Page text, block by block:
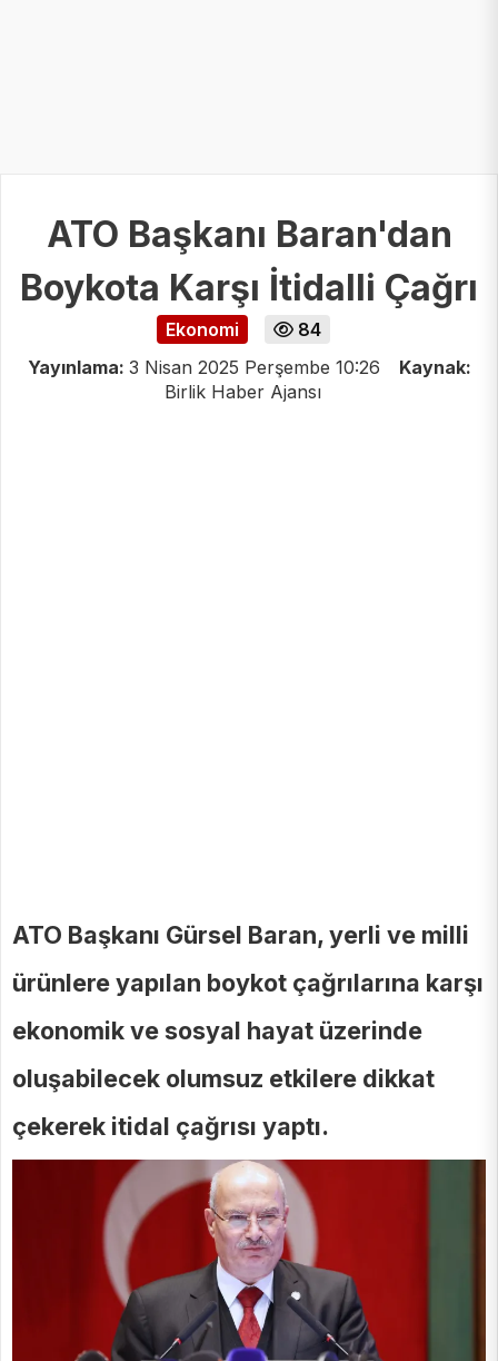
ATO Başkanı Baran'dan
Boykota Karşı İtidalli Çağrı
Ekonomi
84
Yayınlama: 3 Nisan 2025 Perşembe 10:26
Kaynak:
Birlik Haber Ajansı
ATO Başkanı Gürsel Baran, yerli ve milli
ürünlere yapılan boykot çağrılarına karşı
ekonomik ve sosyal hayat üzerinde
oluşabilecek olumsuz etkilere dikkat
çekerek itidal çağrısı yaptı.